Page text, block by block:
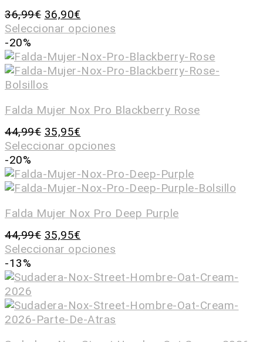
36,99€ 36,90€
Seleccionar opciones
-20%
Falda Mujer Nox Pro Blackberry Rose
44,99€ 35,95€
Seleccionar opciones
-20%
Falda Mujer Nox Pro Deep Purple
44,99€ 35,95€
Seleccionar opciones
-13%